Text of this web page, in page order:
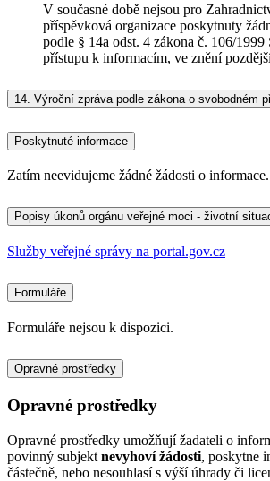
V současné době nejsou pro
příspěvková organizace poskytnuty
podle § 14a odst. 4 zákona č. 106/1999
přístupu k informacím, ve znění
14. Výroční zpráva podle zákona o svobodném
Poskytnuté informace
Zatím neevidujeme žádné žádosti o informace.
Popisy úkonů orgánu veřejné moci - životní
Služby veřejné správy na portal.gov.cz
Formuláře
Formuláře nejsou k dispozici.
Opravné prostředky
Opravné prostředky
Opravné prostředky umožňují žadateli o
povinný subjekt nevyhoví žádosti, poskytne
částečně, nebo nesouhlasí s výší úhrady či